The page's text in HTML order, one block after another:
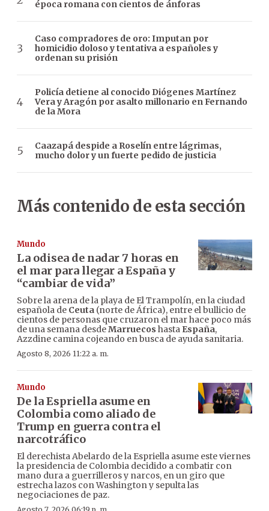
época romana con cientos de ánforas
Caso compradores de oro: Imputan por
homicidio doloso y tentativa a españoles y
ordenan su prisión
Policía detiene al conocido Diógenes Martínez
Vera y Aragón por asalto millonario en Fernando
de la Mora
Caazapá despide a Roselín entre lágrimas,
mucho dolor y un fuerte pedido de justicia
Más contenido de esta sección
Mundo
La odisea de nadar 7 horas en
el mar para llegar a España y
“cambiar de vida”
Sobre la arena de la playa de El Trampolín, en la ciudad
española de Ceuta (norte de África), entre el bullicio de
cientos de personas que cruzaron el mar hace poco más
de una semana desdeMarruecos hasta España,
Azzdine camina cojeando en busca de ayuda sanitaria.
Agosto 8, 2026 11:22 a. m.
Mundo
De la Espriella asume en
Colombia como aliado de
Trump en guerra contra el
narcotráfico
El derechista Abelardo de la Espriella asume este viernes
la presidencia de Colombia decidido a combatir con
mano dura a guerrilleros y narcos, en un giro que
estrecha lazos con Washington y sepulta las
negociaciones de paz.